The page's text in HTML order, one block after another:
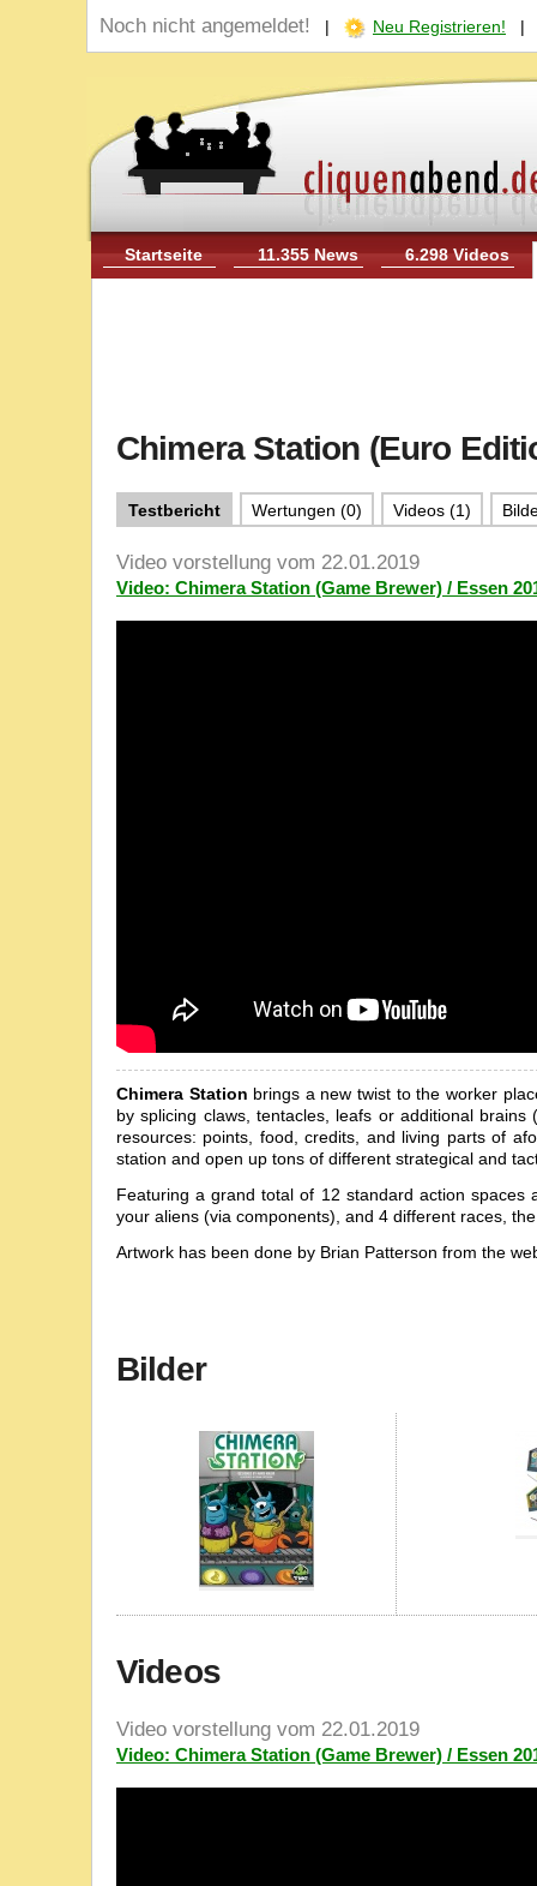
Noch nicht angemeldet! | Neu Registrieren!
Startseite 11.355 News 6.298 Videos
Chimera Station (Euro
Testbericht Wertungen (0) Videos (1)
Video vorstellung vom 22.01.2019
Video: Chimera Station (Game Brewer) / Essen
Chimera Station brings a new twist to the worker
by splicing claws, tentacles, leafs or additional
resources: points, food, credits, and living parts of
station and open up tons of different strategical and
Featuring a grand total of 12 standard action
your aliens (via components), and 4 different races,
Artwork has been done by Brian Patterson from the
Bilder
Videos
Video vorstellung vom 22.01.2019
Video: Chimera Station (Game Brewer) / Essen